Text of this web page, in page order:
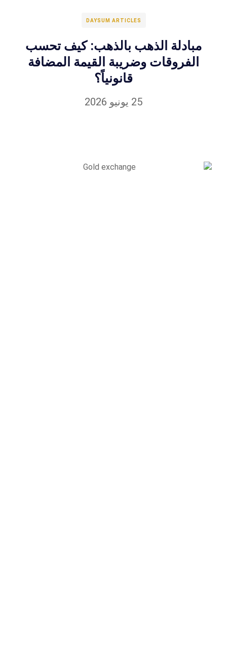
DAYSUM ARTICLES
مبادلة الذهب بالذهب: كيف تحسب
الفروقات وضريبة القيمة المضافة
قانونياً؟
25 يونيو 2026